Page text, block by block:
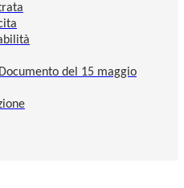
del 15 maggio